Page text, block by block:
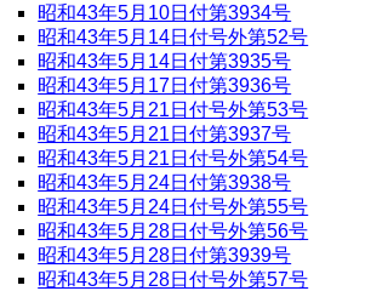
昭和43年5月10日付第3934号
昭和43年5月14日付号外第52号
昭和43年5月14日付第3935号
昭和43年5月17日付第3936号
昭和43年5月21日付号外第53号
昭和43年5月21日付第3937号
昭和43年5月21日付号外第54号
昭和43年5月24日付第3938号
昭和43年5月24日付号外第55号
昭和43年5月28日付号外第56号
昭和43年5月28日付第3939号
昭和43年5月28日付号外第57号